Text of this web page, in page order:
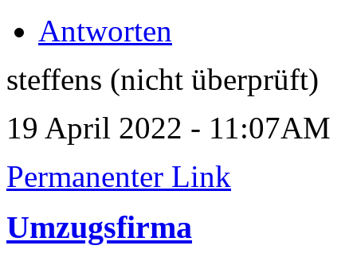
Antworten
steffens (nicht überprüft)
19 April 2022 - 11:07AM
Permanenter Link
Umzugsfirma